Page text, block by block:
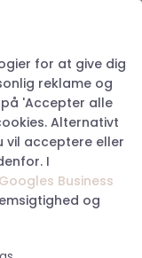
for at give dig
reklame og
'Accepter alle
Alternativt
vil acceptere eller
I
Googles Business
og